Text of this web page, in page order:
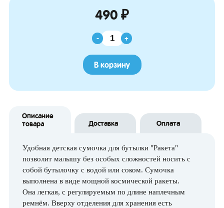
490 ₽
- +
В корзину
Описание
товара
Доставка Оплата
Удобная детская сумочка для бутылки "Ракета"
позволит малышу без особых сложностей носить с
собой бутылочку с водой или соком. Сумочка
выполнена в виде мощной космической ракеты.
Она легкая, с регулируемым по длине наплечным
ремнём. Вверху отделения для хранения есть